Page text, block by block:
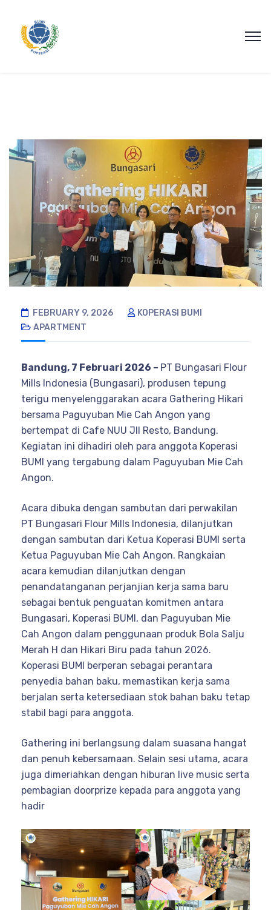
FEBRUARY 9, 2026
KOPERASI BUMI
APARTMENT
Bandung, 7 Februari 2026 – PT Bungasari Flour
Mills Indonesia (Bungasari), produsen tepung
terigu menyelenggarakan acara Gathering Hikari
bersama Paguyuban Mie Cah Angon yang
bertempat di Cafe NUU JII Resto, Bandung.
Kegiatan ini dihadiri oleh para anggota Koperasi
BUMI yang tergabung dalam Paguyuban Mie Cah
Angon.
Acara dibuka dengan sambutan dari perwakilan
PT Bungasari Flour Mills Indonesia, dilanjutkan
dengan sambutan dari Ketua Koperasi BUMI serta
Ketua Paguyuban Mie Cah Angon. Rangkaian
acara kemudian dilanjutkan dengan
penandatanganan perjanjian kerja sama baru
sebagai bentuk penguatan komitmen antara
Bungasari, Koperasi BUMI, dan Paguyuban Mie
Cah Angon dalam penggunaan produk Bola Salju
Merah H dan Hikari Biru pada tahun 2026.
Koperasi BUMI berperan sebagai perantara
penyedia bahan baku, memastikan kerja sama
berjalan serta ketersediaan stok bahan baku tetap
stabil bagi para anggota.
Gathering ini berlangsung dalam suasana hangat
dan penuh kebersamaan. Selain sesi utama, acara
juga dimeriahkan dengan hiburan live music serta
pembagian doorprize kepada para anggota yang
hadir